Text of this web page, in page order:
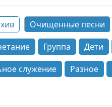
Очищенные песни
Группа Дети
служение
Разное